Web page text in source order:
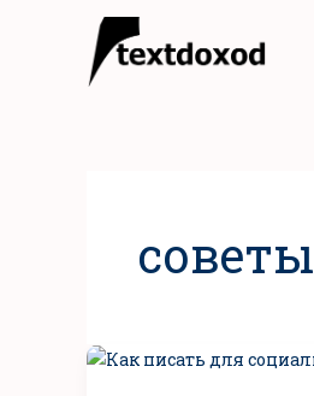
содержимому
советы
Почему